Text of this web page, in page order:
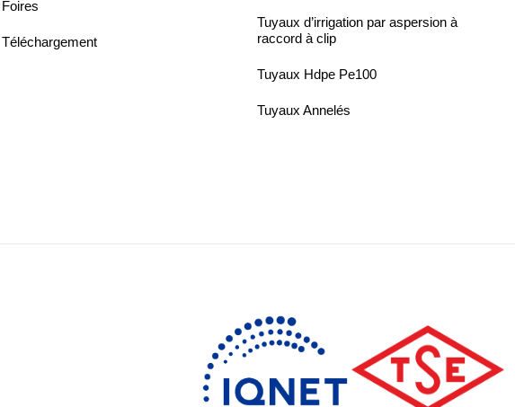
Foires
Téléchargement
Tuyaux d’irrigation par aspersion à
raccord à clip
Tuyaux Hdpe Pe100
Tuyaux Annelés